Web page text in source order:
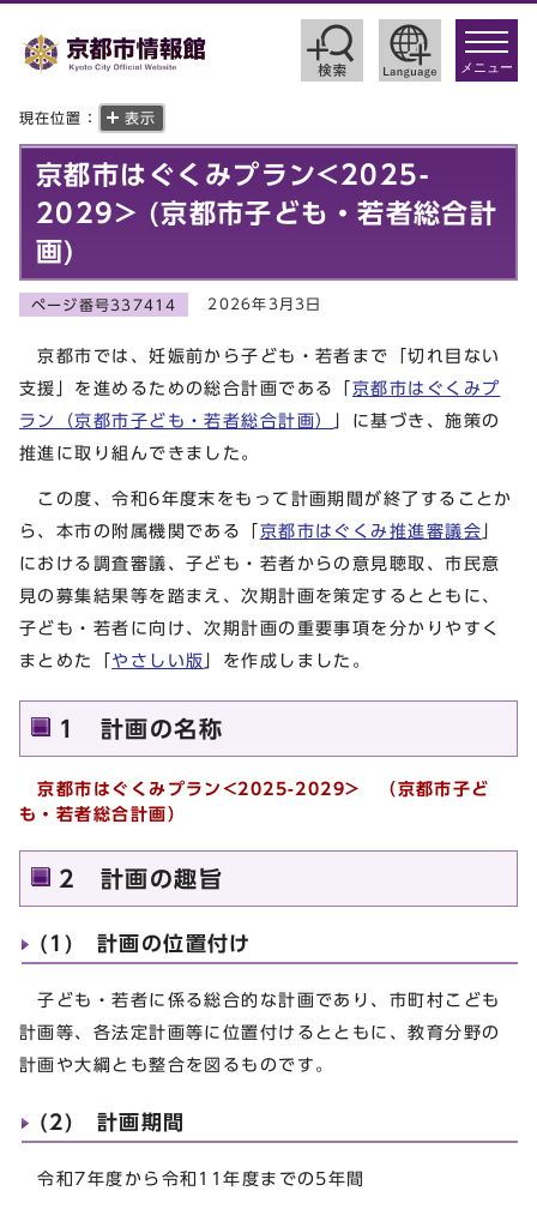
toggle
メニュー
現在位置： 表示
京都市はぐくみプラン<2025-
2029> (京都市子ども・若者総合計
画)
ページ番号337414 2026年3月3日
京都市では、妊娠前から子ども・若者まで「切れ目ない
支援」を進めるための総合計画である「 京都市はぐくみプ
ラン（京都市子ども・若者総合計画）
」に基づき、施策の
推進に取り組んできました。
この度、令和6年度末をもって計画期間が終了することか
ら、本市の附属機関である「京都市はぐくみ推進審議会 」
における調査審議、子ども・若者からの意見聴取、市民意
見の募集結果等を踏まえ、次期計画を策定するとともに、
子ども・若者に向け、次期計画の重要事項を分かりやすく
まとめた「やさしい版 」を作成しました。
1 計画の名称
京都市はぐくみプラン<2025-2029> （京都市子ど
も・若者総合計画）
2 計画の趣旨
(1) 計画の位置付け
子ども・若者に係る総合的な計画であり、市町村こども
計画等、各法定計画等に位置付けるとともに、教育分野の
計画や大綱とも整合を図るものです。
(2) 計画期間
令和7年度から令和11年度までの5年間